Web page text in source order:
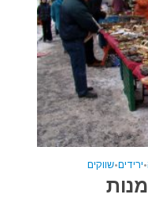
•ירידים•שווקים